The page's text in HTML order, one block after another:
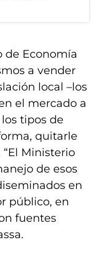
de Economía
a vender
local –los
el mercado a
tipos de
quitarle
Ministerio
de esos
en
público, en
fuentes